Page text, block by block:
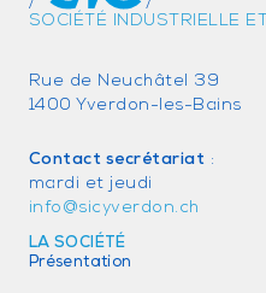
SOCIÉTÉ INDUSTRIELLE
Rue de Neuchâtel 39
1400 Yverdon-les-Bains
Contact secrétariat :
mardi et jeudi
info@sicyverdon.ch
LA SOCIÉTÉ
Présentation